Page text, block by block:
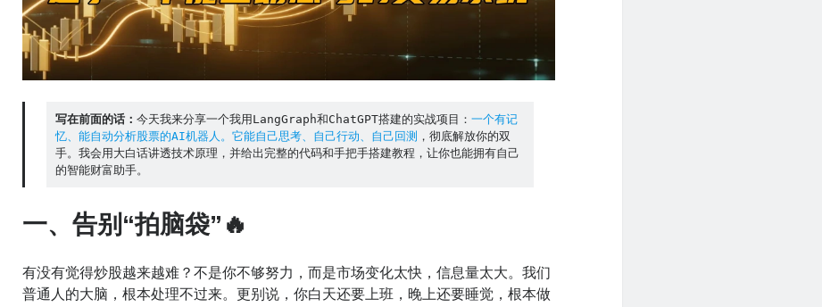
写在前面的话： 今天我来分享一个我用LangGraph和ChatGPT搭建的实战项目： 一个有记
忆、能自动分析股票的AI机器人。它能自己思考、自己行动、自己回测 ，彻底解放你的双
手。我会用大白话讲透技术原理，并给出完整的代码和手把手搭建教程，让你也能拥有自己
的智能财富助手。
一、告别“拍脑袋”🔥
有没有觉得炒股越来越难？不是你不够努力，而是市场变化太快，信息量太大。我们
普通人的大脑，根本处理不过来。更别说，你白天还要上班，晚上还要睡觉，根本做